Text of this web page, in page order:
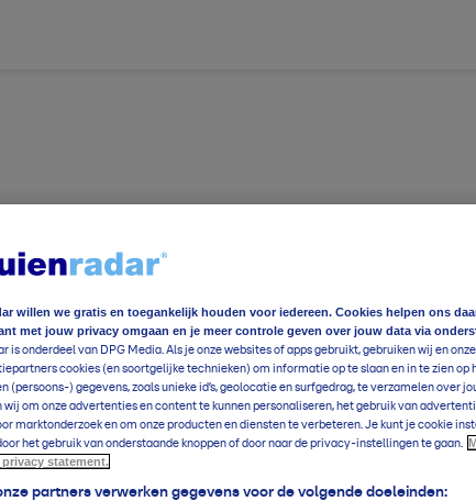
Wereldwijd
Wereldwijd
Foto en video
Foto en video
Weerzine
Weerzine
25 °C
willen we gratis en toegankelijk houden voor iedereen. Cookies helpen ons
met jouw privacy omgaan en je meer controle geven over jouw data via
is onderdeel van DPG Media. Als je onze websites of apps gebruikt, gebruiken wij en onze
cookies (en soortgelijke technieken) om informatie op te slaan en in te zien op
(persoons-) gegevens, zoals unieke id’s, geolocatie en surfgedrag, te verzamelen over
wij om onze advertenties en content te kunnen personaliseren, het gebruik van
marktonderzoek en om onze producten en diensten te verbeteren. Je kunt je cookie
het gebruik van onderstaande knoppen of door naar de privacy-instellingen te gaan.
statement.
partners verwerken gegevens voor de volgende doeleinden: